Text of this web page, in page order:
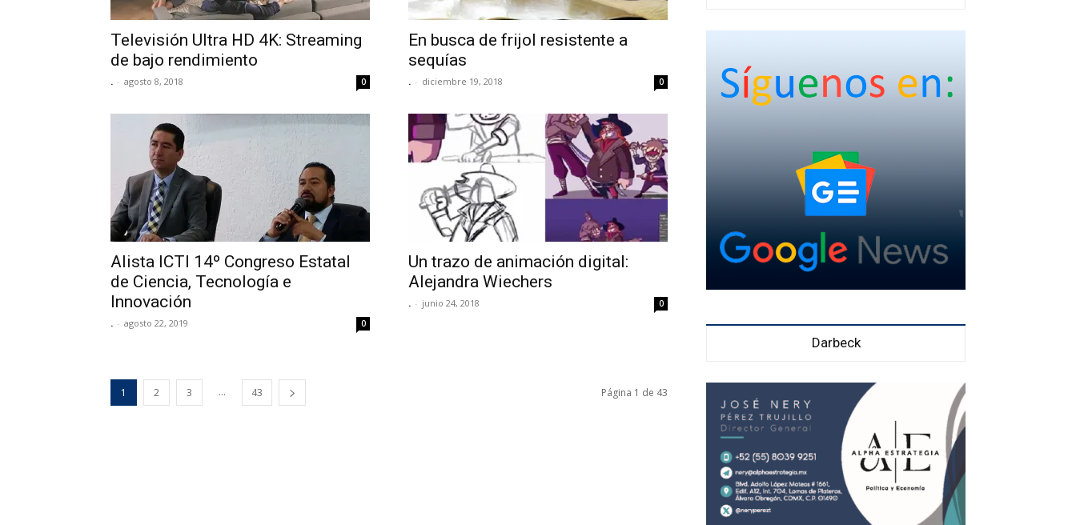
Televisión Ultra HD 4K: Streaming
de bajo rendimiento
. - agosto 8, 2018 0
En busca de frijol resistente a
sequías
. - diciembre 19, 2018 0
Alista ICTI 14º Congreso Estatal
de Ciencia, Tecnología e
Innovación
. - agosto 22, 2019 0
Un trazo de animación digital:
Alejandra Wiechers
. - junio 24, 2018 0
1 2 3 ... 43 Página 1 de 43
Darbeck